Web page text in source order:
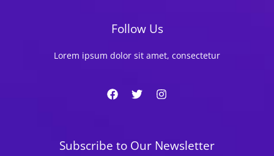
Follow Us
Lorem ipsum dolor sit amet, consectetur
Subscribe to Our Newsletter